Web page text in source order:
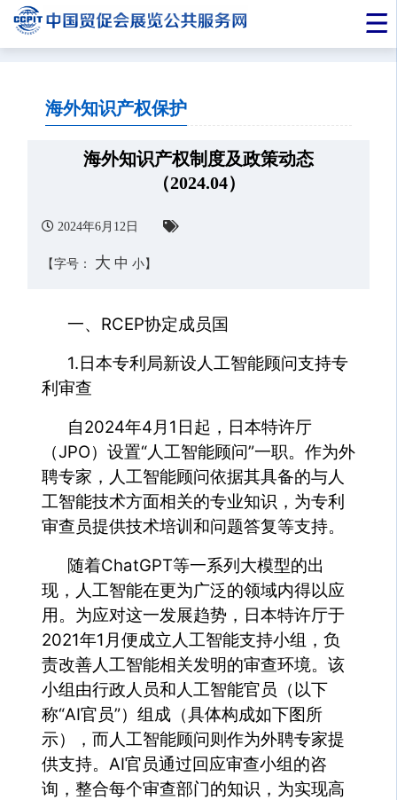
海外知识产权保护
海外知识产权制度及政策动态
（2024.04）
2024年6月12日
【字号： 大 中 小】
一、RCEP协定成员国
1.日本专利局新设人工智能顾问支持专
利审查
自2024年4月1日起，日本特许厅
（JPO）设置“人工智能顾问”一职。作为外
聘专家，人工智能顾问依据其具备的与人
工智能技术方面相关的专业知识，为专利
审查员提供技术培训和问题答复等支持。
随着ChatGPT等一系列大模型的出
现，人工智能在更为广泛的领域内得以应
用。为应对这一发展趋势，日本特许厅于
2021年1月便成立人工智能支持小组，负
责改善人工智能相关发明的审查环境。该
小组由行政人员和人工智能官员（以下
称“AI官员”）组成（具体构成如下图所
示），而人工智能顾问则作为外聘专家提
供支持。AI官员通过回应审查小组的咨
询，整合每个审查部门的知识，为实现高